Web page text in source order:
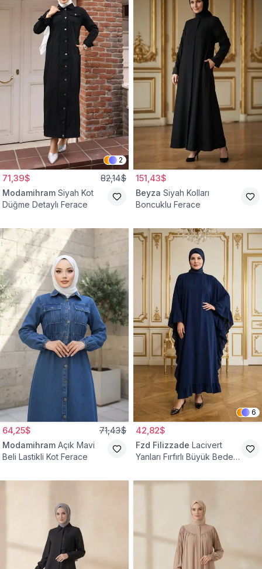
2
71,39$ 82,14$
Modamihram Siyah Kot
Düğme Detaylı Ferace
151,43$
Beyza Siyah Kolları
Boncuklu Ferace
64,25$ 71,43$
Modamihram Açık Mavi
Beli Lastikli Kot Ferace
6
42,82$
Fzd Filizzade Lacivert
Yanları Fırfırlı Büyük Beden